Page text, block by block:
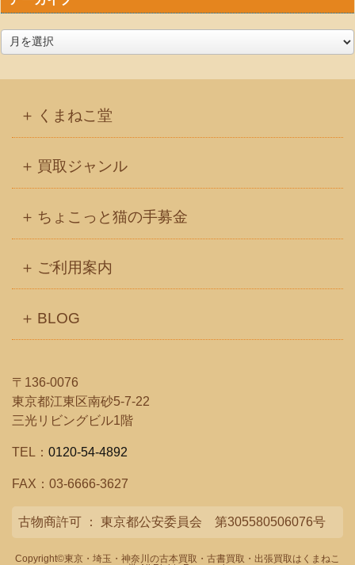
くまねこ堂
買取ジャンル
ちょこっと猫の手募金
ご利用案内
BLOG
〒136-0076
東京都江東区南砂5-7-22
三光リビングビル1階
TEL： 0120-54-4892
FAX：03-6666-3627
古物商許可 ： 東京都公安委員会 第305580506076号
Copyright©東京・埼玉・神奈川の古本買取・古書買取・出張買取はくまねこ